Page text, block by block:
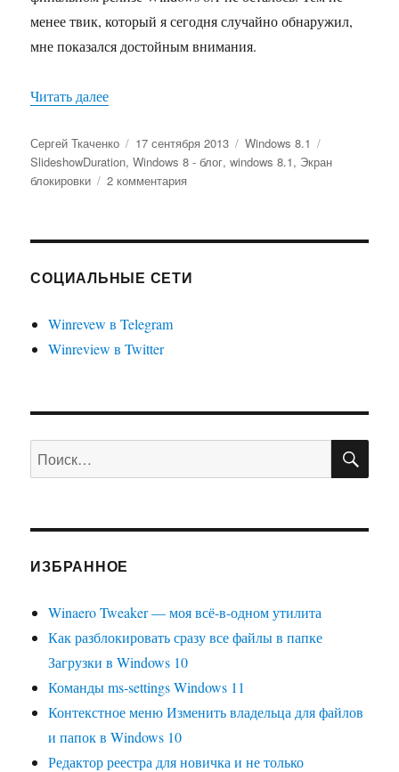
менее твик, который я сегодня случайно обнаружил,
мне показался достойным внимания.
Читать далее«Как ограничить время, в течение которого
Автор
Сергей Ткаченко Опубликовано
17 сентября 2013 Рубрики
Windows 8.1
SlideshowDuration,Windows 8 - блог,windows 8.1, Экран
блокировки
2 комментария
ограничить
в
СОЦИАЛЬНЫЕ СЕТИ
Winrevew в Telegram
Winreview в Twitter
Искать:
ИЗБРАННОЕ
Winaero Tweaker — моя всё-в-одном утилита
Как разблокировать сразу все файлы в папке
Загрузки в Windows 10
Команды ms-settings Windows 11
Контекстное меню Изменить владельца для файлов
и папок в Windows 10
Редактор реестра для новичка и не только